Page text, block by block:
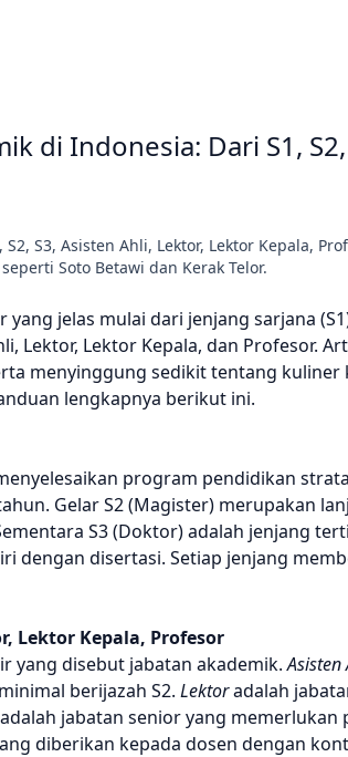
di Indonesia: Dari S1,
S3, Asisten Ahli, Lektor, Lektor Kepala,
seperti Soto Betawi dan Kerak Telor.
jelas mulai dari jenjang sarjana
Lektor, Lektor Kepala, dan Profesor.
menyinggung sedikit tentang kuliner
lengkapnya berikut ini.
program pendidikan
Gelar S2 (Magister) merupakan
S3 (Doktor) adalah jenjang
dengan disertasi. Setiap jenjang
Lektor Kepala, Profesor
yang disebut jabatan akademik.Asisten
berijazah S2. Lektoradalah
adalah jabatan senior yang memerlukan
diberikan kepada dosen dengan